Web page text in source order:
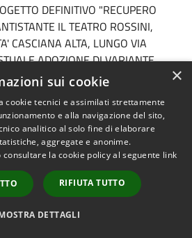
DEFINITIVO "RECUPERO
IL TEATRO ROSSINI,
CASCIANA ALTA, LUNGO VIA
ADOZIONE DI VARIANTE
DI ADOZIONE
del procedimento
×
sui cookie
cookie tecnici e assimilati strettamente
e alla navigazione del sito,
analitico al solo fine di elaborare
aggregate e anonime.
la cookie policy al seguente link
RIFIUTA TUTTO
DETTAGLI